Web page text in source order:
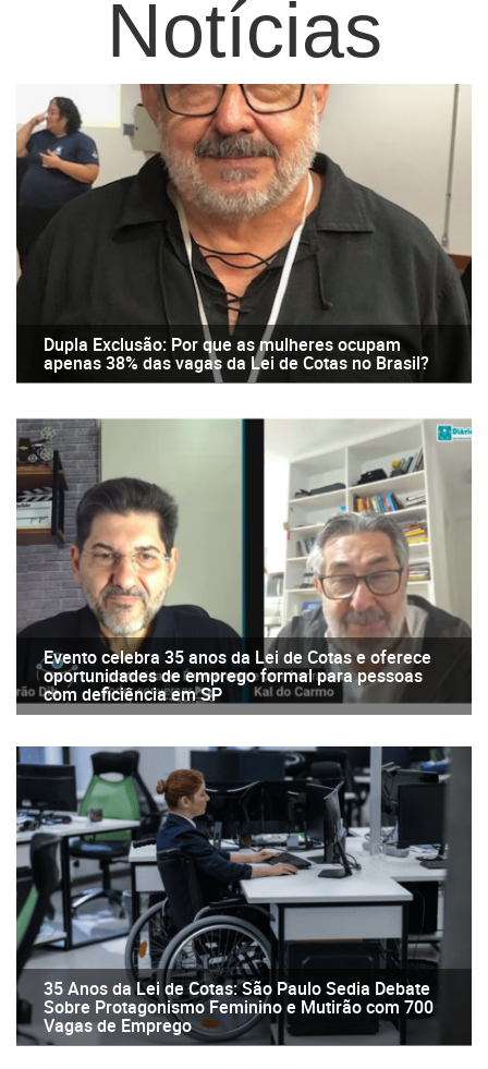
Notícias
Dupla Exclusão: Por que as mulheres ocupam
apenas 38% das vagas da Lei de Cotas no Brasil?
Evento celebra 35 anos da Lei de Cotas e oferece
oportunidades de emprego formal para pessoas
com deficiência em SP
35 Anos da Lei de Cotas: São Paulo Sedia Debate
Sobre Protagonismo Feminino e Mutirão com 700
Vagas de Emprego